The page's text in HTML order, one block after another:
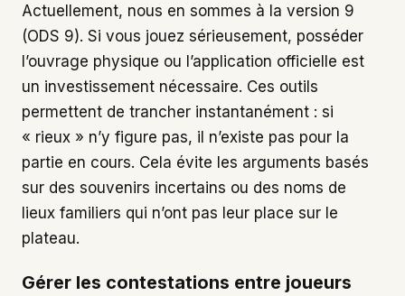
Actuellement, nous en sommes à la version 9
(ODS 9). Si vous jouez sérieusement, posséder
l’ouvrage physique ou l’application officielle est
un investissement nécessaire. Ces outils
permettent de trancher instantanément : si
« rieux » n’y figure pas, il n’existe pas pour la
partie en cours. Cela évite les arguments basés
sur des souvenirs incertains ou des noms de
lieux familiers qui n’ont pas leur place sur le
plateau.
Gérer les contestations entre joueurs